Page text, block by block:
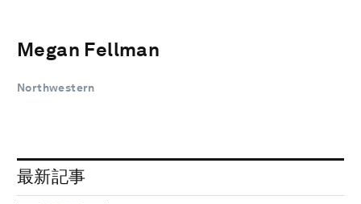
Megan Fellman
Northwestern
最新記事